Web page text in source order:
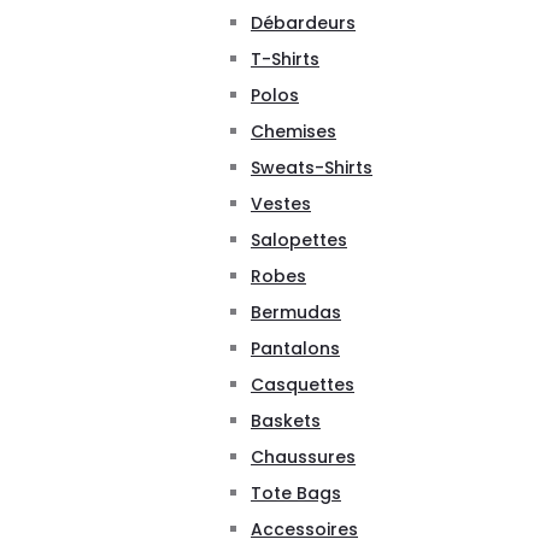
Débardeurs
T-Shirts
Polos
Chemises
Sweats-Shirts
Vestes
Salopettes
Robes
Bermudas
Pantalons
Casquettes
Baskets
Chaussures
Tote Bags
Accessoires